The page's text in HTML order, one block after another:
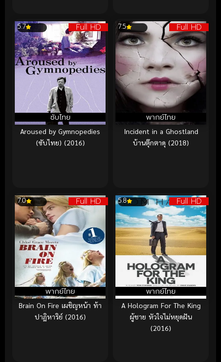
Full HD
ซับไทย
5.7
Aroused by Gymnopedies
(ซับไทย) (2016)
Full HD
พากย์ไทย
7.5
Incident in a Ghostland
บ้านตุ๊กตาดุ (2018)
Full HD
พากย์ไทย
7.0
Brain On Fire เผชิญหน้า ท้า
ปาฏิหาริย์ (2016)
Full HD
พากย์ไทย
5.8
A Hologram For The King
ผู้ชาย หัวใจไม่หยุดฝัน
(2016)